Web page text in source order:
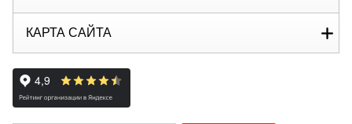
КАРТА САЙТА